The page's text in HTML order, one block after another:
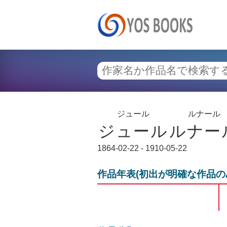
ジュール ルナール
ジュール ルナー
1864-02-22 - 1910-05-22
作品年表(初出が明確な作品